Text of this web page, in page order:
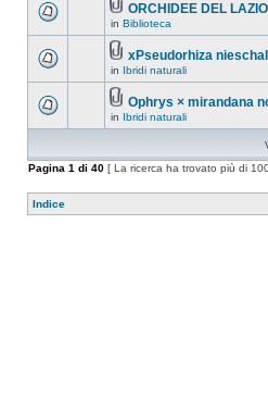
ORCHIDEE DEL LAZIO
in Biblioteca
xPseudorhiza
in Ibridi naturali
Ophrys × mirandana
in Ibridi naturali
Pagina 1 di 40 [ La ricerca ha trovato più di
Indice